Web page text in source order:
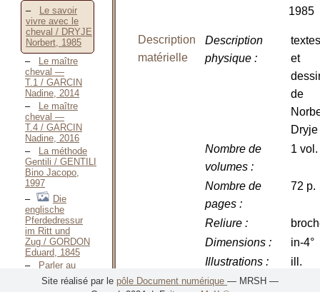
Le savoir
vivre avec le
cheval / DRYJE
Norbert, 1985
Le maître
cheval —
T.1 / GARCIN
Nadine, 2014
Le maître
cheval —
T.4 / GARCIN
Nadine, 2016
La méthode
Gentili / GENTILI
Bino Jacopo,
1997
Die
englische
Pferdedressur
im Ritt und
Zug / GORDON
Eduard, 1845
Parler au
cheval et être
compris —
1985
Description
matérielle
Description
physique:
textes
et
de
Dryje
Nombre de
volumes:
1 vol.
Nombre de
pages:
72 p.
Reliure:
Dimensions:
in-4°
Illustrations: ill.
Langue(s) Français
Site réalisé par le pôle Document numérique — MRSH —